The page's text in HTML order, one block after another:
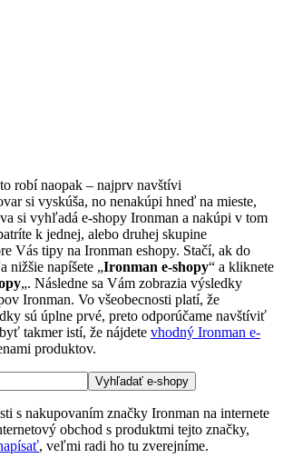
robí naopak – najprv navštívi
si vyskúša, no nenakúpi hneď na mieste,
si vyhľadá e-shopy Ironman a nakúpi v tom
k jednej, alebo druhej skupine
Vás tipy na Ironman eshopy. Stačí, ak do
nižšie napíšete „Ironman e-shopy“ a kliknete
„. Následne sa Vám zobrazia výsledky
Ironman. Vo všeobecnosti platí, že
sú úplne prvé, preto odporúčame navštíviť
takmer istí, že nájdete vhodný Ironman e-
produktov.
s nakupovaním značky Ironman na internete
obchod s produktmi tejto značky,
, veľmi radi ho tu zverejníme.